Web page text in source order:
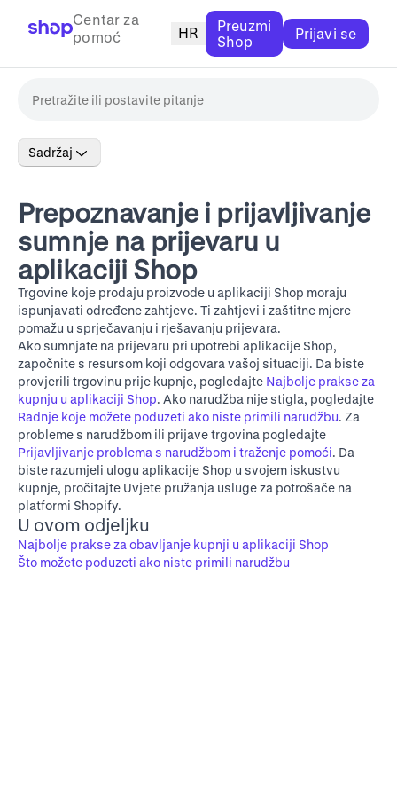
Centar za
pomoć
HR
Preuzmi
Shop
Prijavi se
Sadržaj
Prepoznavanje i prijavljivanje
sumnje na prijevaru u
aplikaciji Shop
Trgovine koje prodaju proizvode u aplikaciji Shop moraju
ispunjavati određene zahtjeve. Ti zahtjevi i zaštitne mjere
pomažu u sprječavanju i rješavanju prijevara.
Ako sumnjate na prijevaru pri upotrebi aplikacije Shop,
započnite s resursom koji odgovara vašoj situaciji. Da biste
provjerili trgovinu prije kupnje, pogledajte Najbolje prakse za
kupnju u aplikaciji Shop. Ako narudžba nije stigla, pogledajte
Radnje koje možete poduzeti ako niste primili narudžbu. Za
probleme s narudžbom ili prijave trgovina pogledajte
Prijavljivanje problema s narudžbom i traženje pomoći. Da
biste razumjeli ulogu aplikacije Shop u svojem iskustvu
kupnje, pročitajte Uvjete pružanja usluge za potrošače na
platformi Shopify.
U ovom odjeljku
Najbolje prakse za obavljanje kupnji u aplikaciji Shop
Što možete poduzeti ako niste primili narudžbu